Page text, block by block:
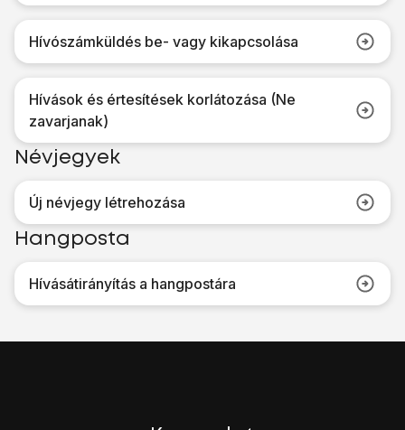
Hívószámküldés be- vagy kikapcsolása
Hívások és értesítések korlátozása (Ne
zavarjanak)
Névjegyek
Új névjegy létrehozása
Hangposta
Hívásátirányítás a hangpostára